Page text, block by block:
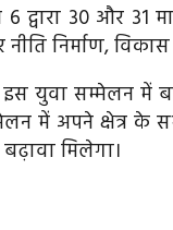
6 द्वारा 30 और
निर्माण,
युवा सम्मेलन में
में अपने क्षेत्र
मिलेगा।